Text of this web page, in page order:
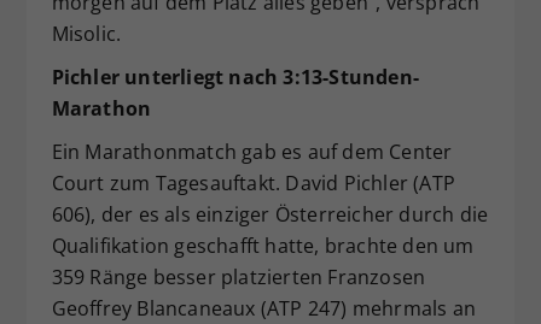
Misolic.
Pichler unterliegt nach 3:13-Stunden-
Marathon
Ein Marathonmatch gab es auf dem Center
Court zum Tagesauftakt. David Pichler (ATP
606), der es als einziger Österreicher durch die
Qualifikation geschafft hatte, brachte den um
359 Ränge besser platzierten Franzosen
Geoffrey Blancaneaux (ATP 247) mehrmals an